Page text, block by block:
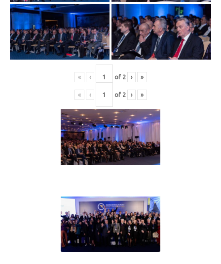
« ‹ of 2 › »
« ‹ of 2 › »